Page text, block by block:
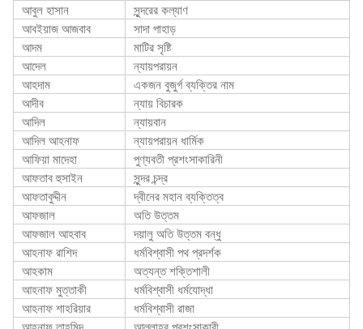
আবুল হাসান
সুন্দরের কল্যাণ
আবইয়াজ আজবাব
সাদা পাহাড়
আদম
মাটির সৃষ্টি
আদেল
ন্যায়পরায়ন
আহদাম
একজন বুজুর্গ ব্যক্তির নাম
আদীব
ন্যায় বিচারক
আদিল
ন্যায়বান
আদিল আহনাফ
ন্যায়পরায়ন ধার্মিক
আফিয়া মাদেহা
পুণ্যবতী প্রশংসাকারিনী
আফতাব হুসাইন
সুন্দর চন্দ্র
আফতাবুদ্দীন
দ্বীনের মহান ব্যক্তিত্ব
আফজাল
অতি উত্তম
আফজাল আহবাব
দয়ালু অতি উত্তম বন্ধু
আহনাফ রাশিদ
ধর্মবিশ্বাসী পথ প্রদর্শক
আহকাম
অত্যন্ত শক্তিশালী
আহনাফ মুত্তাকী
ধর্মবিশ্বাসী ধর্মযোদ্ধা
আহনাফ শাহরিয়ার
ধর্মবিশ্বাসী রাজা